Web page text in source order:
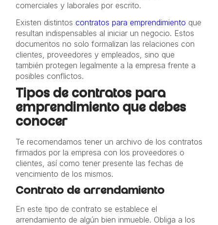
comerciales y laborales por escrito.
Existen distintos contratos para emprendimiento que
resultan indispensables al iniciar un negocio. Estos
documentos no solo formalizan las relaciones con
clientes, proveedores y empleados, sino que
también protegen legalmente a la empresa frente a
posibles conflictos.
Tipos de contratos para
emprendimiento que debes
conocer
Te recomendamos tener un archivo de los contratos
firmados por la empresa con los proveedores o
clientes, así como tener presente las fechas de
vencimiento de los mismos.
Contrato de arrendamiento
En este tipo de contrato se establece el
arrendamiento de algún bien inmueble. Obliga a los